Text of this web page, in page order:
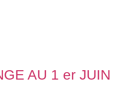
AU 1 er JUIN